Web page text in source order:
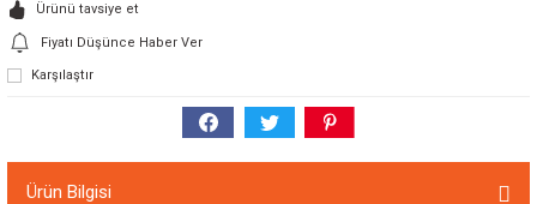
Ürünü tavsiye et
Fiyatı Düşünce Haber Ver
Karşılaştır
Ürün Bilgisi